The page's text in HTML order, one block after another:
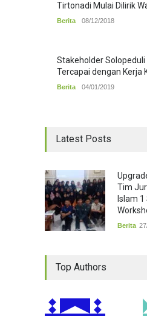
Tirtonadi Mulai Dilirik
Berita 08/12/2018
Stakeholder
Tercapai dengan Kerja
Berita 04/01/2019
Latest Posts
Tim
Islam
Berita
Top Authors